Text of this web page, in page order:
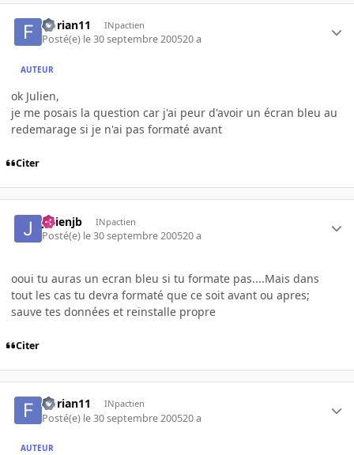
florian11 INpactien
Posté(e) le 30 septembre 200520 a
AUTEUR
ok Julien,
je me posais la question car j'ai peur d'avoir un écran bleu au
redemarage si je n'ai pas formaté avant
Citer
julienjb INpactien
Posté(e) le 30 septembre 200520 a
ooui tu auras un ecran bleu si tu formate pas....Mais dans
tout les cas tu devra formaté que ce soit avant ou apres;
sauve tes données et reinstalle propre
Citer
florian11 INpactien
Posté(e) le 30 septembre 200520 a
AUTEUR